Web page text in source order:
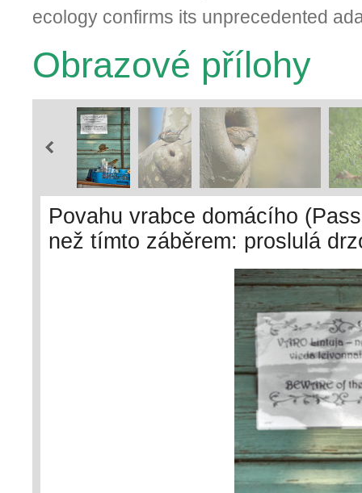
ecology confirms its un­precedented
Obrazové přílohy
Povahu vrabce domácího
než tímto záběrem: proslulá
kavárny před nevítaným
pozor na ptáky, je zjevné, že
kdekoli na světě, týkají se
Helsinki, Finsko. Foto T. Grim